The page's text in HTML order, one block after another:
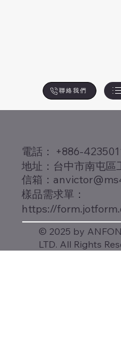
聯絡我們
電話： +886-
地址：台中市南屯區
信箱：
樣品需求單：
https://
© 2025 by
LTD. All Rights